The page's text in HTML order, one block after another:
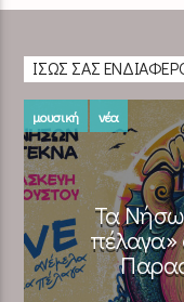
ΊΣΩΣ ΣΑΣ
μουσική νέα
Τα
πέλαγα»